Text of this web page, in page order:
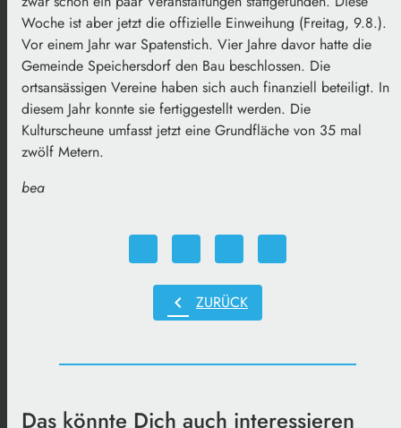
Woche ist aber jetzt die offizielle Einweihung (Freitag, 9.8.).
Vor einem Jahr war Spatenstich. Vier Jahre davor hatte die
Gemeinde Speichersdorf den Bau beschlossen. Die
ortsansässigen Vereine haben sich auch finanziell beteiligt. In
diesem Jahr konnte sie fertiggestellt werden. Die
Kulturscheune umfasst jetzt eine Grundfläche von 35 mal
zwölf Metern.
bea
chevron_left ZURÜCK
Das könnte Dich auch interessieren